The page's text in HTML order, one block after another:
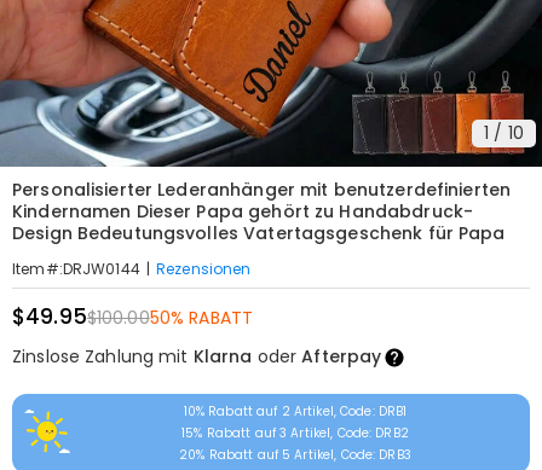
1 / 10
Personalisierter Lederanhänger mit benutzerdefinierten
Kindernamen Dieser Papa gehört zu Handabdruck-
Design Bedeutungsvolles Vatertagsgeschenk für Papa
Item#:DRJW0144 | Rezensionen
$49.95$100.0050% RABATT
Zinslose Zahlung mit Klarna oderAfterpay
10% Rabatt auf 2 Artikel, Code: DRB1
15% Rabatt auf 3 Artikel, Code: DRB2
20% Rabatt auf 5 Artikel, Code: DRB3